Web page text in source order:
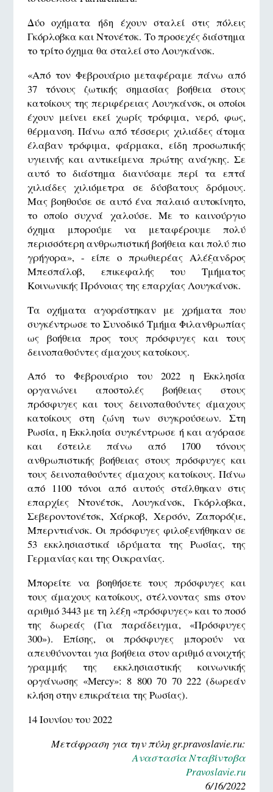
Δύο οχήματα ήδη έχουν σταλεί στις πόλεις
Γκόρλοβκα και Ντονέτσκ. Το προσεχές διάστημα
το τρίτο όχημα θα σταλεί στο Λουγκάνσκ.
«Από τον Φεβρουάριο μεταφέραμε πάνω από
37 τόνους ζωτικής σημασίας βοήθεια στους
κατοίκους της περιφέρειας Λουγκάνσκ, οι οποίοι
έχουν μείνει εκεί χωρίς τρόφιμα, νερό, φως,
θέρμανση. Πάνω από τέσσερις χιλιάδες άτομα
έλαβαν τρόφιμα, φάρμακα, είδη προσωπικής
υγιεινής και αντικείμενα πρώτης ανάγκης. Σε
αυτό το διάστημα διανύσαμε περί τα επτά
χιλιάδες χιλιόμετρα σε δύσβατους δρόμους.
Μας βοηθούσε σε αυτό ένα παλαιό αυτοκίνητο,
το οποίο συχνά χαλούσε. Με το καινούργιο
όχημα μπορούμε να μεταφέρουμε πολύ
περισσότερη ανθρωπιστική βοήθεια και πολύ πιο
γρήγορα», - είπε ο πρωθιερέας Αλέξανδρος
Μπεσπάλοβ, επικεφαλής του Τμήματος
Κοινωνικής Πρόνοιας της επαρχίας Λουγκάνσκ.
Τα οχήματα αγοράστηκαν με χρήματα που
συγκέντρωσε το Συνοδικό Τμήμα Φιλανθρωπίας
ως βοήθεια προς τους πρόσφυγες και τους
δεινοπαθούντες άμαχους κατοίκους.
Από το Φεβρουάριο του 2022 η Εκκλησία
οργανώνει αποστολές βοήθειας στους
πρόσφυγες και τους δεινοπαθούντες άμαχους
κατοίκους στη ζώνη των συγκρούσεων. Στη
Ρωσία, η Εκκλησία συγκέντρωσε ή και αγόρασε
και έστειλε πάνω από 1700 τόνους
ανθρωπιστικής βοήθειας στους πρόσφυγες και
τους δεινοπαθούντες άμαχους κατοίκους. Πάνω
από 1100 τόνοι από αυτούς στάλθηκαν στις
επαρχίες Ντονέτσκ, Λουγκάνσκ, Γκόρλοβκα,
Σεβεροντονέτσκ, Χάρκοβ, Χερσόν, Ζαπορόζιε,
Μπερντιάνσκ. Οι πρόσφυγες φιλοξενήθηκαν σε
53 εκκλησιαστικά ιδρύματα της Ρωσίας, της
Γερμανίας και της Ουκρανίας.
Μπορείτε να βοηθήσετε τους πρόσφυγες και
τους άμαχους κατοίκους, στέλνοντας sms στον
αριθμό 3443 με τη λέξη «πρόσφυγες» και το ποσό
της δωρεάς (Για παράδειγμα, «Πρόσφυγες
300»). Επίσης, οι πρόσφυγες μπορούν να
απευθύνονται για βοήθεια στον αριθμό ανοιχτής
γραμμής της εκκλησιαστικής κοινωνικής
οργάνωσης «Mercy»: 8 800 70 70 222 (δωρεάν
κλήση στην επικράτεια της Ρωσίας).
14 Ιουνίου του 2022
Μετάφραση για την πύλη gr.pravoslavie.ru:
Αναστασία Νταβίντοβα
Pravoslavie.ru
6/16/2022